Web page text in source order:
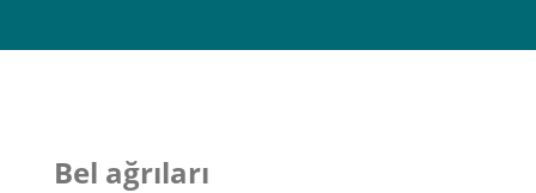
Bel ağrıları